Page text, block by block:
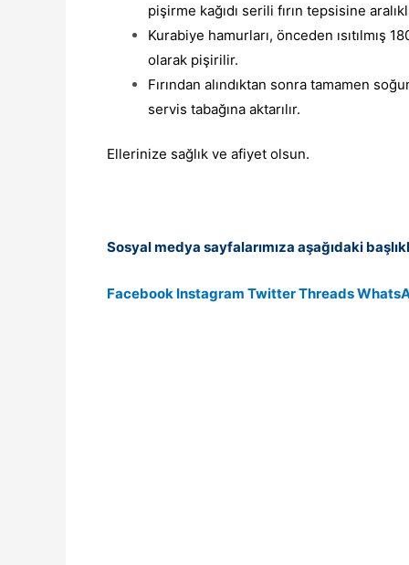
pişirme kağıdı serili fırın tepsisine
Kurabiye hamurları, önceden ısıtılmış
olarak pişirilir.
Fırından alındıktan sonra tamamen
servis tabağına aktarılır.
Ellerinize sağlık ve afiyet olsun.
Sosyal medya sayfalarımıza aşağıdaki
Facebook Instagram TwitterThreads